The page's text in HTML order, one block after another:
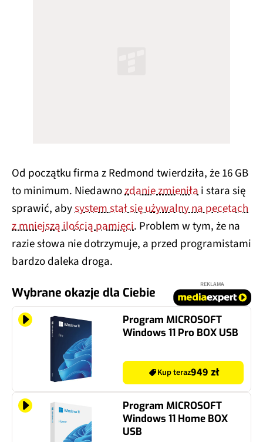
Od początku firma z Redmond twierdziła, że 16 GB
to minimum. Niedawnozdanie zmieniłai stara się
sprawić, abysystem stał się używalny na pecetach
z mniejszą ilością pamięci. Problem w tym, że na
razie słowa nie dotrzymuje, a przed programistami
bardzo daleka droga.
Wybrane okazje dla Ciebie
REKLAMA
Program MICROSOFT
Windows 11 Pro BOX USB
Kup teraz949 zł
Program MICROSOFT
Windows 11 Home BOX
USB